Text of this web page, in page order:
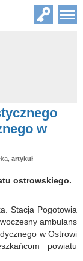
w
artykuł
ostrowskiego.
Stacja Pogotowia
ambulans
w Ostrowi
powiatu